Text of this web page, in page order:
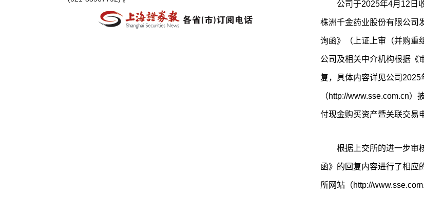
公司于2025年4月12日
株洲千金药业股份有限公司
询函》（上证上审（并购重
公司及相关中介机构根据《
复，具体内容详见公司
（http://www.sse.com.cn
付现金购买资产暨关联交易
根据上交所的进一步审
函》的回复内容进行了相应
所网站（http://